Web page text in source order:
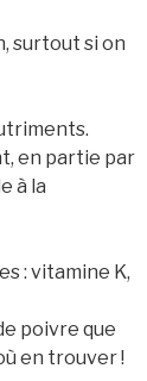
surtout si on
en partie par
à la
: vitamine K,
poivre que
en trouver !